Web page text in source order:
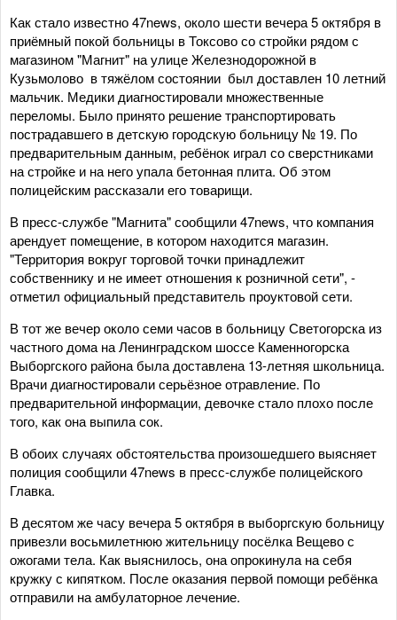
Как стало известно 47news, около шести вечера 5 октября в
приёмный покой больницы в Токсово со стройки рядом с
магазином "Магнит" на улице Железнодорожной в
Кузьмолово в тяжёлом состоянии был доставлен 10 летний
мальчик. Медики диагностировали множественные
переломы. Было принято решение транспортировать
пострадавшего в детскую городскую больницу № 19. По
предварительным данным, ребёнок играл со сверстниками
на стройке и на него упала бетонная плита. Об этом
полицейским рассказали его товарищи.
В пресс-службе "Магнита" сообщили 47news, что компания
арендует помещение, в котором находится магазин.
"Территория вокруг торговой точки принадлежит
собственнику и не имеет отношения к розничной сети", -
отметил официальный представитель проуктовой сети.
В тот же вечер около семи часов в больницу Светогорска из
частного дома на Ленинградском шоссе Каменногорска
Выборгского района была доставлена 13-летняя школьница.
Врачи диагностировали серьёзное отравление. По
предварительной информации, девочке стало плохо после
того, как она выпила сок.
В обоих случаях обстоятельства произошедшего выясняет
полиция сообщили 47news в пресс-службе полицейского
Главка.
В десятом же часу вечера 5 октября в выборгскую больницу
привезли восьмилетнюю жительницу посёлка Вещево с
ожогами тела. Как выяснилось, она опрокинула на себя
кружку с кипятком. После оказания первой помощи ребёнка
отправили на амбулаторное лечение.